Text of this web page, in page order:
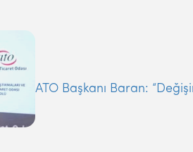
ATO Başkanı Baran: